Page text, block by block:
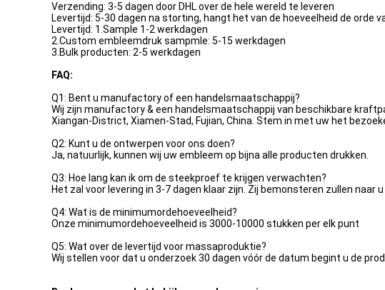
Verzending: 3-5 dagen door DHL over de hele wereld te leveren
Levertijd: 5-30 dagen na storting, hangt het van de hoeveelheid de orde
Levertijd: 1.Sample 1-2 werkdagen
2.Custom embleemdruk sampmle: 5-15 werkdagen
3.Bulk producten: 2-5 werkdagen
FAQ:
Q1: Bent u manufactory of een handelsmaatschappij?
Wij zijn manufactory & een handelsmaatschappij van beschikbare
Xiangan-District, Xiamen-Stad, Fujian, China. Stem in met uw het
Q2: Kunt u de ontwerpen voor ons doen?
Ja, natuurlijk, kunnen wij uw embleem op bijna alle producten drukken.
Q3: Hoe lang kan ik om de steekproef te krijgen verwachten?
Het zal voor levering in 3-7 dagen klaar zijn. Zij bemonsteren zullen naar
Q4: Wat is de minimumordehoeveelheid?
Onze minimumordehoeveelheid is 3000-10000 stukken per elk punt
Q5: Wat over de levertijd voor massaproduktie?
Wij stellen voor dat u onderzoek 30 dagen vóór de datum begint u de